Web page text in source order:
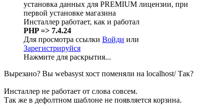
установка данных для PREMIUM лицензии, при
первой установке магазина
Инсталлер работает, как и работал
PHP => 7.4.24
Для просмотра ссылки Войди или
Зарегистрируйся
Нажмите для раскрытия...
Вырезано? Вы webasyst хост поменяли на localhost/ Так?
Инсталлер не работает от слова совсем.
Так же в дефолтном шаблоне не появляется корзина.